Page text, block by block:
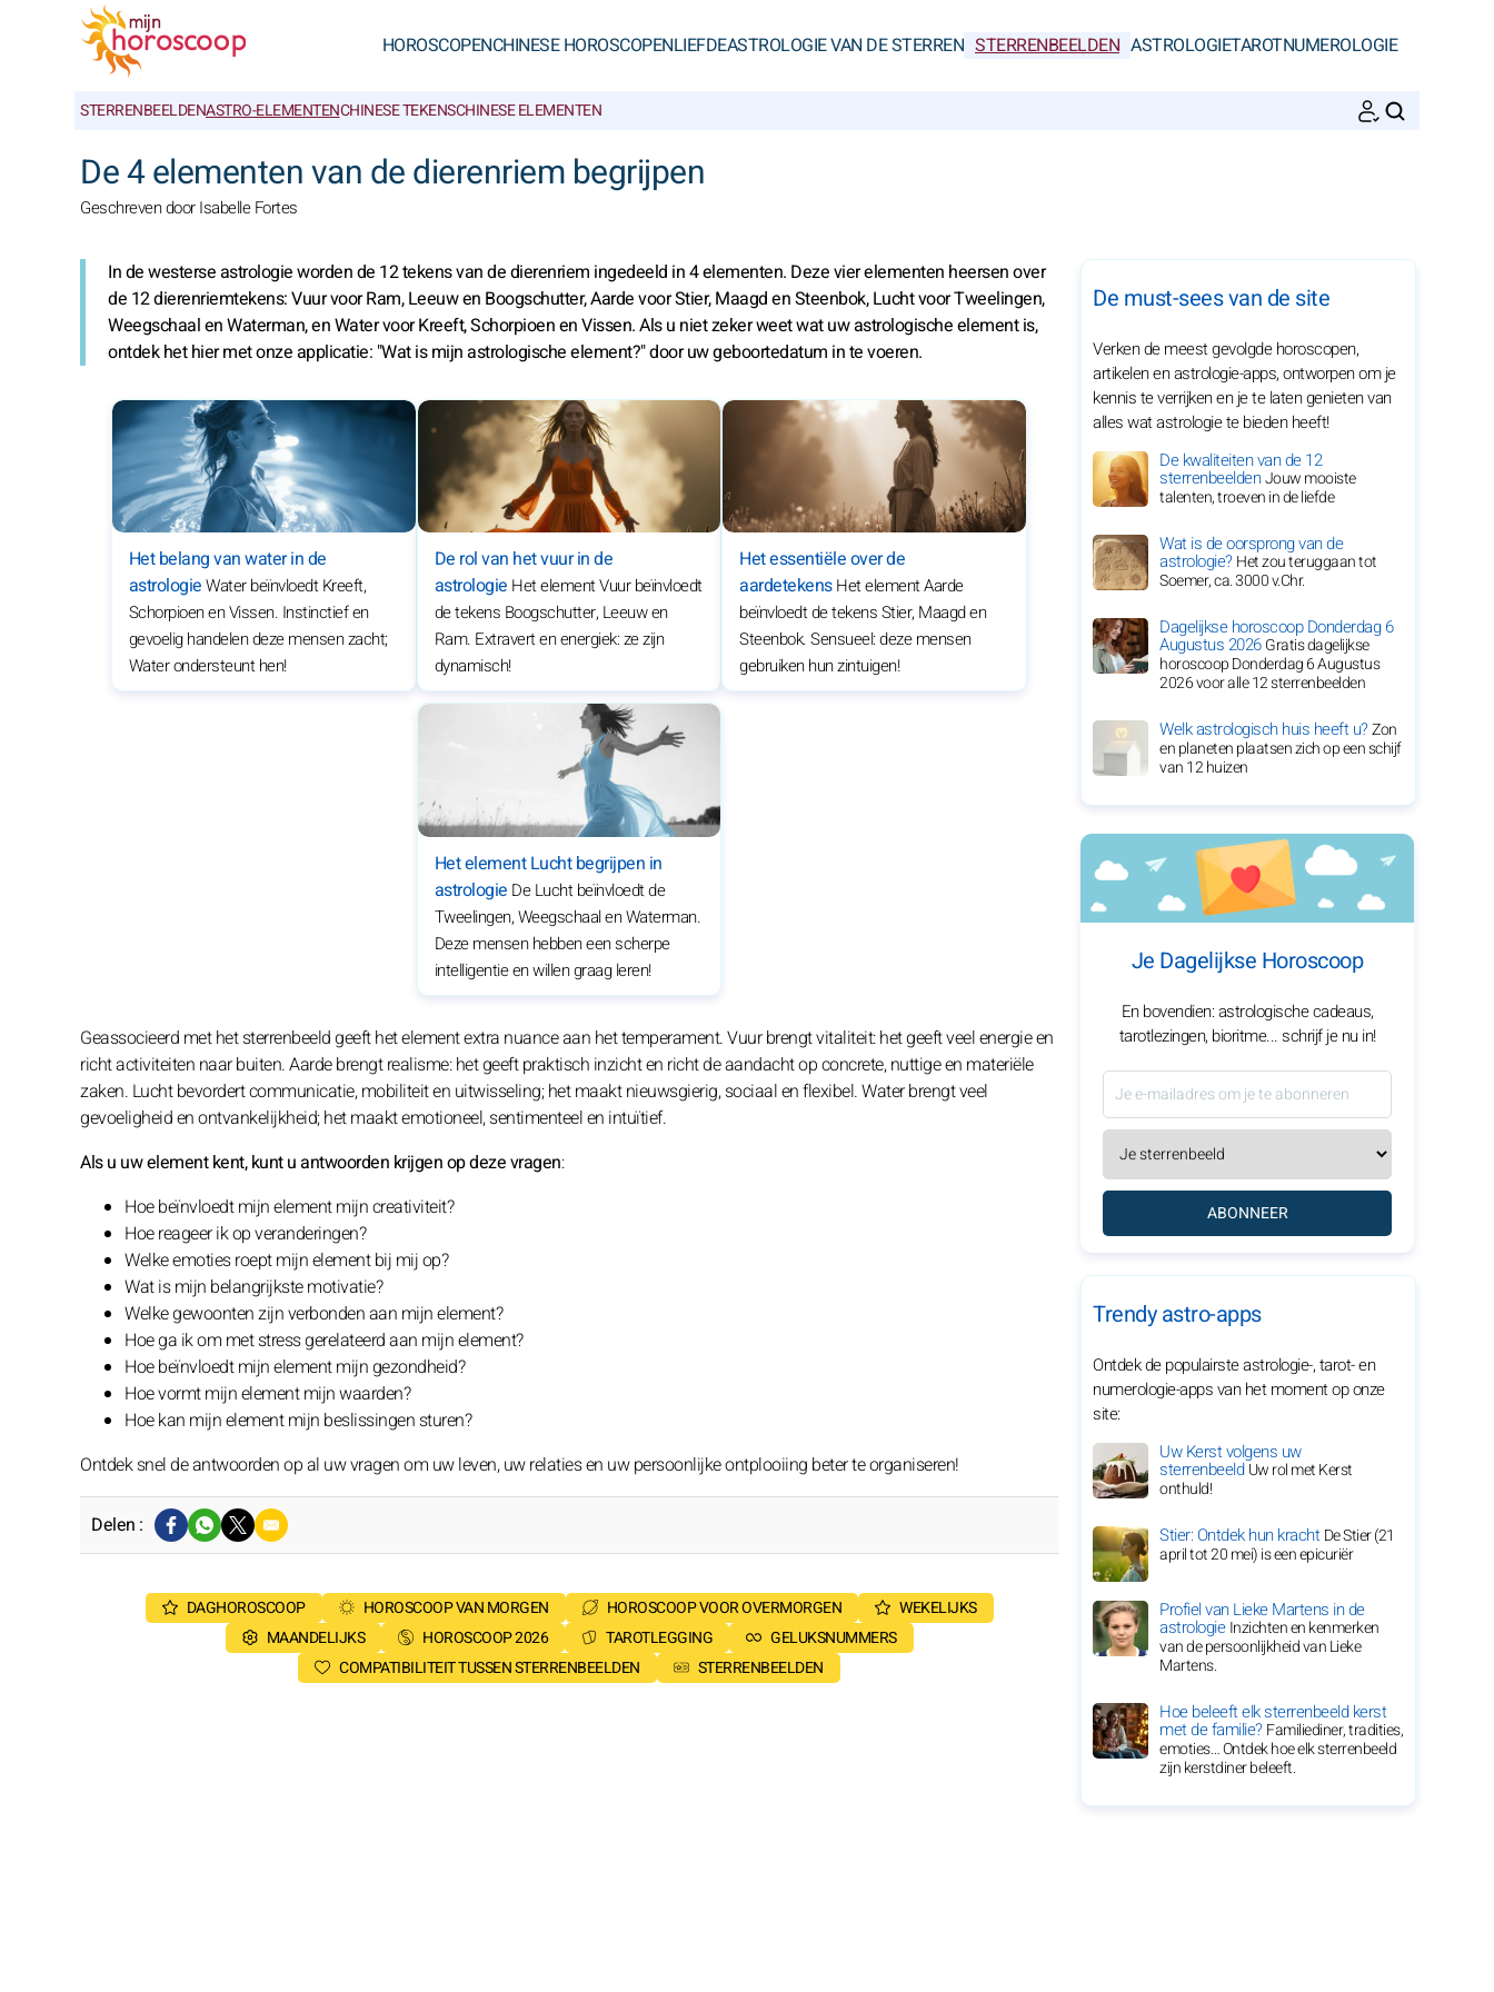
HOROSCOPENCHINESE HOROSCOPENLIEFDEASTROLOGIE VAN DE STERREN STERRENBEELDEN ASTROLOGIETAROTNUMEROLOGIE
STERRENBEELDENASTRO-ELEMENTENCHINESE TEKENSCHINESE ELEMENTEN
De 4 elementen van de dierenriem begrijpen
Geschreven door Isabelle Fortes
In de westerse astrologie worden de 12 tekens van de dierenriem ingedeeld in 4 elementen. Deze vier elementen heersen over
de 12 dierenriemtekens: Vuur voor Ram, Leeuw en Boogschutter, Aarde voor Stier, Maagd en Steenbok, Lucht voor Tweelingen,
Weegschaal en Waterman, en Water voor Kreeft, Schorpioen en Vissen. Als u niet zeker weet wat uw astrologische element is,
ontdek het hier met onze applicatie: "Wat is mijn astrologische element?" door uw geboortedatum in te voeren.
Het belang van water in de
astrologieWater beïnvloedt Kreeft,
Schorpioen en Vissen. Instinctief en
gevoelig handelen deze mensen zacht;
Water ondersteunt hen!
De rol van het vuur in de
astrologie Het element Vuur beïnvloedt
de tekens Boogschutter, Leeuw en
Ram. Extravert en energiek: ze zijn
dynamisch!
Het essentiële over de
aardetekensHet element Aarde
beïnvloedt de tekens Stier, Maagd en
Steenbok. Sensueel: deze mensen
gebruiken hun zintuigen!
Het element Lucht begrijpen in
astrologie De Lucht beïnvloedt de
Tweelingen, Weegschaal en Waterman.
Deze mensen hebben een scherpe
intelligentie en willen graag leren!
Geassocieerd met het sterrenbeeld geeft het element extra nuance aan het temperament. Vuur brengt vitaliteit: het geeft veel energie en
richt activiteiten naar buiten. Aarde brengt realisme: het geeft praktisch inzicht en richt de aandacht op concrete, nuttige en materiële
zaken. Lucht bevordert communicatie, mobiliteit en uitwisseling; het maakt nieuwsgierig, sociaal en flexibel. Water brengt veel
gevoeligheid en ontvankelijkheid; het maakt emotioneel, sentimenteel en intuïtief.
Als u uw element kent, kunt u antwoorden krijgen op deze vragen:
Hoe beïnvloedt mijn element mijn creativiteit?
Hoe reageer ik op veranderingen?
Welke emoties roept mijn element bij mij op?
Wat is mijn belangrijkste motivatie?
Welke gewoonten zijn verbonden aan mijn element?
Hoe ga ik om met stress gerelateerd aan mijn element?
Hoe beïnvloedt mijn element mijn gezondheid?
Hoe vormt mijn element mijn waarden?
Hoe kan mijn element mijn beslissingen sturen?
Ontdek snel de antwoorden op al uw vragen om uw leven, uw relaties en uw persoonlijke ontplooiing beter te organiseren!
Delen :
DAGHOROSCOOP HOROSCOOP VAN MORGEN HOROSCOOP VOOR OVERMORGEN
WEKELIJKS
MAANDELIJKS
HOROSCOOP 2026 TAROTLEGGING
GELUKSNUMMERS
COMPATIBILITEIT TUSSEN STERRENBEELDEN
STERRENBEELDEN
De must-sees van de site
Verken de meest gevolgde horoscopen,
artikelen en astrologie-apps, ontworpen om je
kennis te verrijken en je te laten genieten van
alles wat astrologie te bieden heeft!
De kwaliteiten van de 12
sterrenbeeldenJouw mooiste
talenten, troeven in de liefde
Wat is de oorsprong van de
astrologie?Het zou teruggaan tot
Soemer, ca. 3000 v.Chr.
Dagelijkse horoscoop Donderdag 6
Augustus 2026Gratis dagelijkse
horoscoop Donderdag 6 Augustus
2026 voor alle 12 sterrenbeelden
Welk astrologisch huis heeft u?Zon
en planeten plaatsen zich op een schijf
van 12 huizen
Je Dagelijkse Horoscoop
En bovendien: astrologische cadeaus,
tarotlezingen, bioritme... schrijf je nu in!
ABONNEER
Trendy astro-apps
Ontdek de populairste astrologie-, tarot- en
numerologie-apps van het moment op onze
site:
Uw Kerst volgens uw
sterrenbeeldUw rol met Kerst
onthuld!
Stier: Ontdek hun krachtDe Stier (21
april tot 20 mei) is een epicuriër
Profiel van Lieke Martens in de
astrologieInzichten en kenmerken
van de persoonlijkheid van Lieke
Martens.
Hoe beleeft elk sterrenbeeld kerst
met de familie?Familiediner, tradities,
emoties… Ontdek hoe elk sterrenbeeld
zijn kerstdiner beleeft.